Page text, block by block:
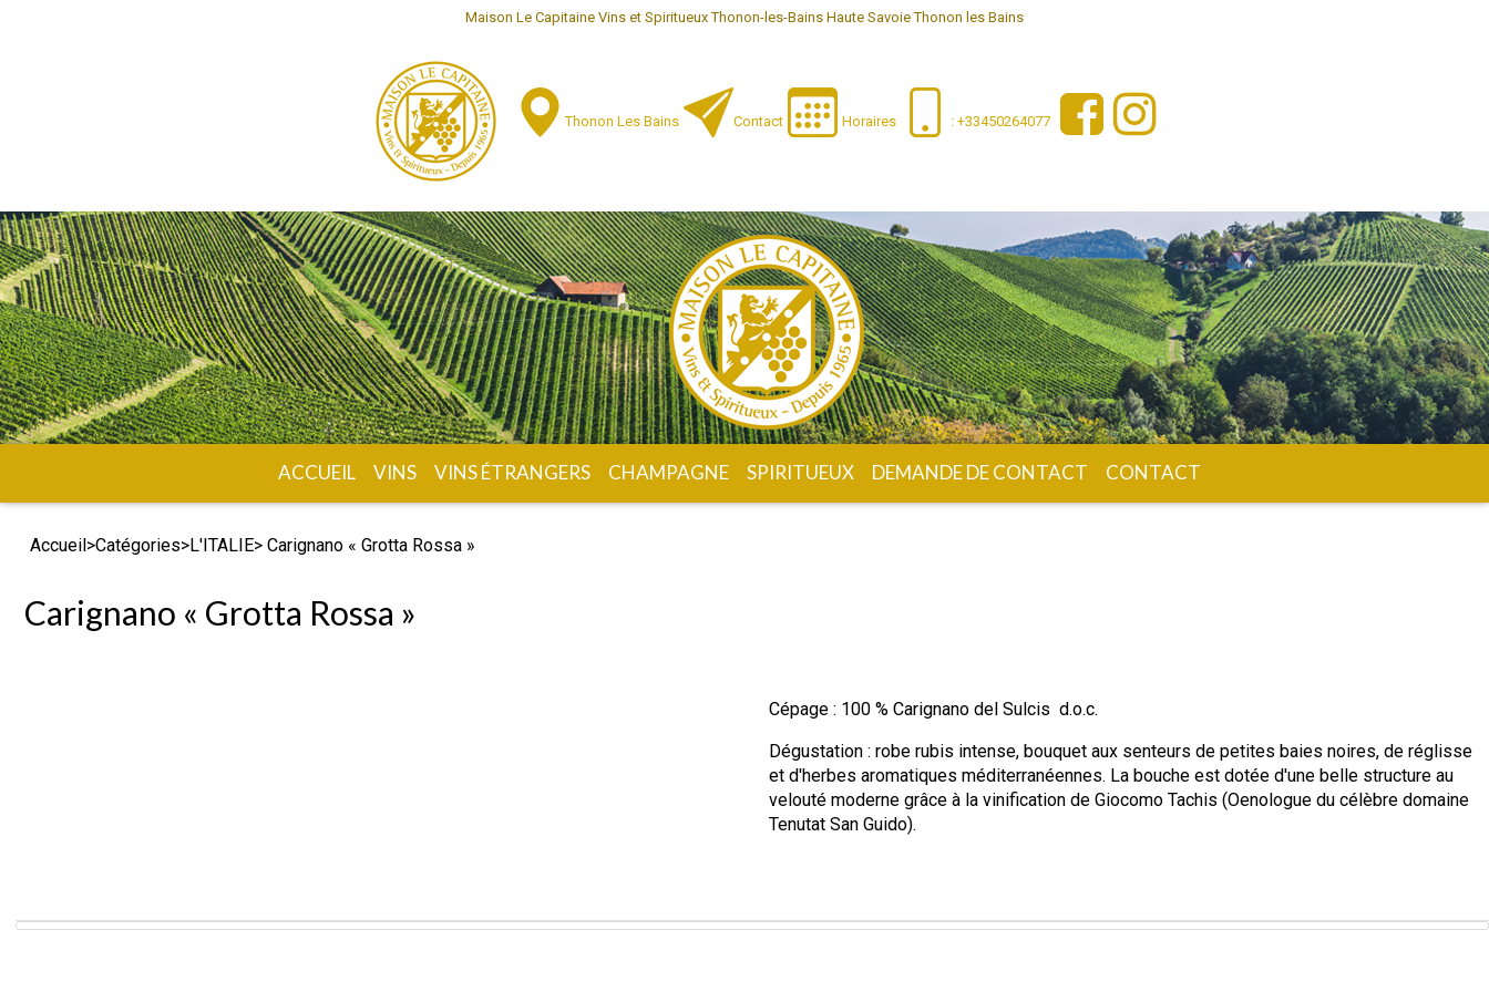
Maison Le Capitaine Vins et Spiritueux Thonon-les-Bains Haute Savoie Thonon les Bains
Thonon Les Bains Contact Horaires : +33450264077
ACCUEIL VINS VINS ÉTRANGERS CHAMPAGNE SPIRITUEUX DEMANDE DE CONTACT CONTACT
Accueil>Catégories>L'ITALIE> Carignano « Grotta Rossa »
Carignano « Grotta Rossa »
Cépage : 100 % Carignano del Sulcis d.o.c.
Dégustation : robe rubis intense, bouquet aux senteurs de petites baies noires, de réglisse
et d'herbes aromatiques méditerranéennes. La bouche est dotée d'une belle structure au
velouté moderne grâce à la vinification de Giocomo Tachis (Oenologue du célèbre domaine
Tenutat San Guido).